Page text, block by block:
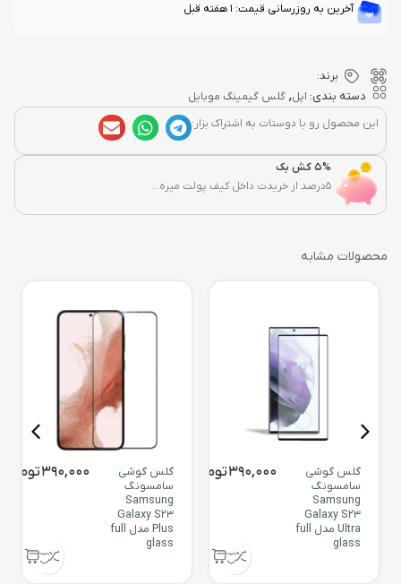
آخرین به روزرسانی قیمت: 1 هفته قبل
برند:
دسته بندی: اپل, گلس گیمینگ موبایل
این محصول رو با دوستات به اشتراک بزار:
5% کش بک
5درصد از خریدت داخل کیف پولت میره...
محصولات مشابه
گلس گوشی
سامسونگ
Samsung
Galaxy S23
Ultra مدل full
glass
390,000تومان
گلس گوشی
سامسونگ
Samsung
Galaxy S23
Plus مدل full
glass
390,000تومان